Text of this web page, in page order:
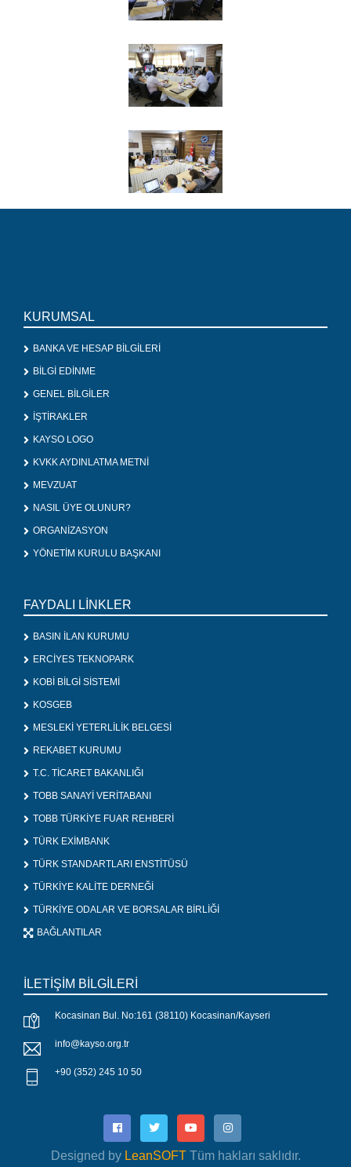
KURUMSAL
BANKA VE HESAP BİLGİLERİ
BİLGİ EDİNME
GENEL BİLGİLER
İŞTİRAKLER
KAYSO LOGO
KVKK AYDINLATMA METNİ
MEVZUAT
NASIL ÜYE OLUNUR?
ORGANİZASYON
YÖNETİM KURULU BAŞKANI
FAYDALI LİNKLER
BASIN İLAN KURUMU
ERCİYES TEKNOPARK
KOBİ BİLGİ SİSTEMİ
KOSGEB
MESLEKİ YETERLİLİK BELGESİ
REKABET KURUMU
T.C. TİCARET BAKANLIĞI
TOBB SANAYİ VERİTABANI
TOBB TÜRKİYE FUAR REHBERİ
TÜRK EXİMBANK
TÜRK STANDARTLARI ENSTİTÜSÜ
TÜRKİYE KALİTE DERNEĞİ
TÜRKİYE ODALAR VE BORSALAR BİRLİĞİ
BAĞLANTILAR
İLETİŞİM BİLGİLERİ
Kocasinan Bul. No:161 (38110) Kocasinan/Kayseri
info@kayso.org.tr
+90 (352) 245 10 50
Designed by LeanSOFTTüm hakları saklıdır.